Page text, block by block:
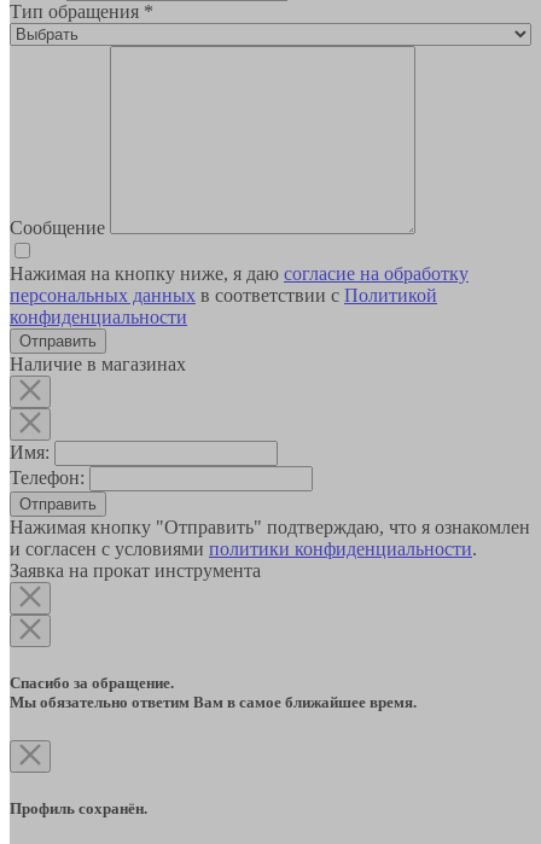
Тип обращения *
Сообщение
Нажимая на кнопку ниже, я даю согласие на обработку
персональных данных в соответствии с Политикой
конфиденциальности
Наличие в магазинах
Имя:
Телефон:
Отправить
Нажимая кнопку "Отправить" подтверждаю, что я ознакомлен
и согласен с условиями политики конфиденциальности.
Заявка на прокат инструмента
Спасибо за обращение.
Мы обязательно ответим Вам в самое ближайшее время.
Профиль сохранён.